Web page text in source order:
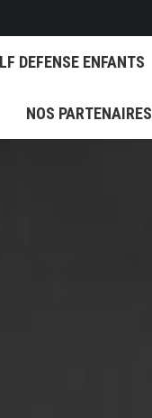
DEFENSE ENFANTS
NOS PARTENAIRES